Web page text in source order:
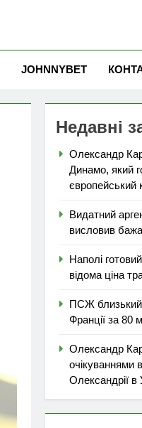
JOHNNYBET
Недавні
Олександр
Динамо, який
європейський
Видатний
висловив
Наполі
відома ціна
ПСЖ близький
Франції за 80
Олександр
очікуваннями
Олександрії